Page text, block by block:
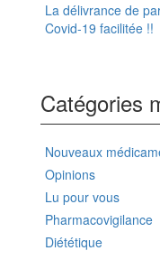
La délivrance de
Covid-19 facilitée !!
Catégories
Nouveaux
Opinions
Lu pour vous
Pharmacovigilance
Diététique